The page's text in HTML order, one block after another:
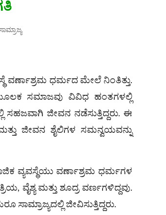
ವರ್ಣಾಶ್ರಮ ಧರ್ಮದ ಮೇಲೆ ನಿಂತಿತ್ತು.
ಮೂಲಕ ಸಮಾಜವು ವಿವಿಧ ಹಂತಗಳಲ್ಲಿ
ಜೀವನ ನಡೆಸುತ್ತಿದ್ದರು. ಈ
ಜೀವನ ಶೈಲಿಗಳ ಸಮನ್ವಯವನ್ನು
ವ್ಯವಸ್ಥೆಯು ವರ್ಣಾಶ್ರಮ ಧರ್ಮಗಳ
ವೈಶ್ಯ ಮತ್ತು ಶೂದ್ರ ವರ್ಣಗಳಿದ್ದವು.
ಜೀವಿಸುತ್ತಿದ್ದರು.